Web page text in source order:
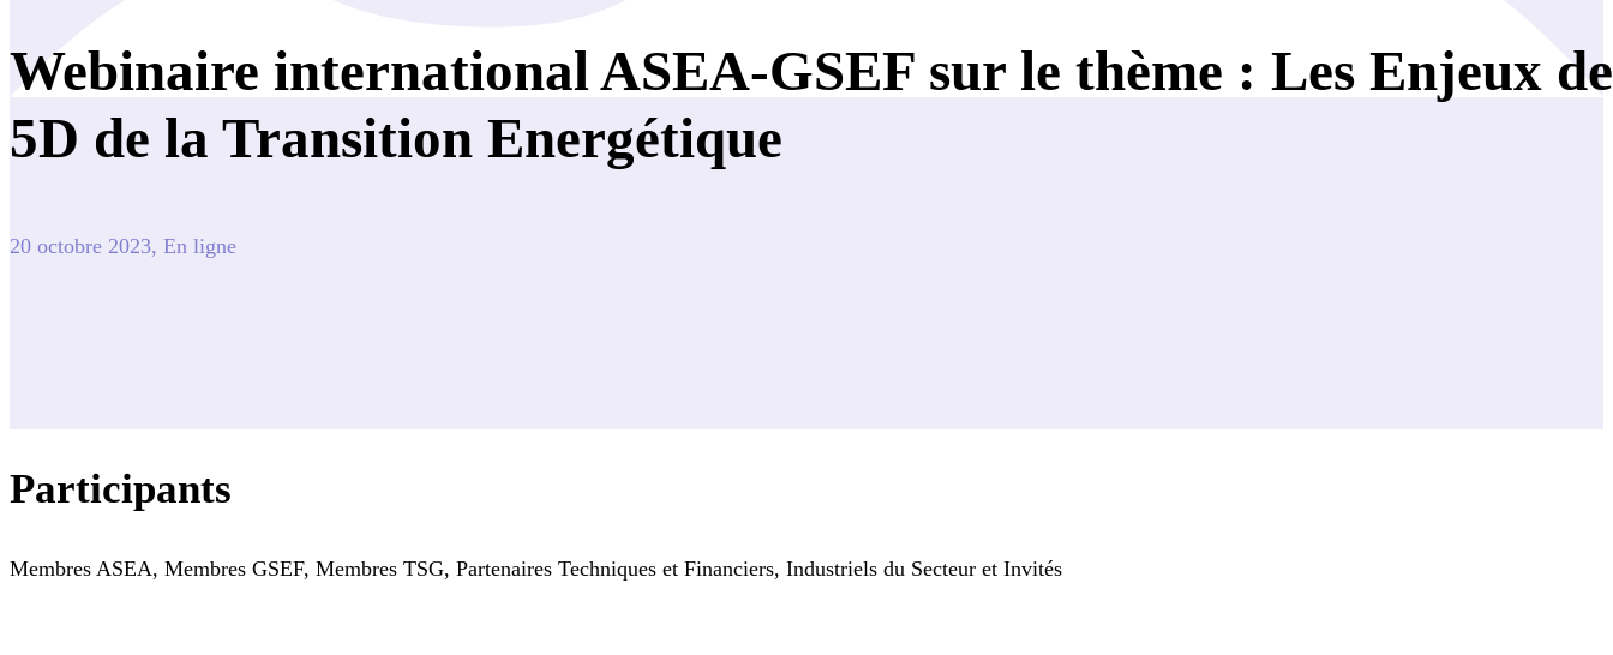
Webinaire international ASEA-GSEF sur le thème : Les Enjeux
5D de la Transition Energétique
20 octobre 2023, En ligne
Participants
Membres ASEA, Membres GSEF, Membres TSG, Partenaires Techniques et Financiers, Industriels du Secteur et Invités